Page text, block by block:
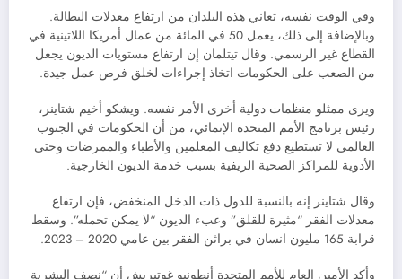
وفي الوقت نفسه، تعاني هذه البلدان من ارتفاع معدلات البطالة.
وبالإضافة إلى ذلك، يعمل 50 في المائة من عمال أمريكا اللاتينية في
القطاع غير الرسمي. وقال تيتلمان إن ارتفاع مستويات الديون يجعل
من الصعب على الحكومات اتخاذ إجراءات لخلق فرص عمل جيدة.
ويرى ممثلو منظمات دولية أخرى الأمر نفسه. ويشكو أخيم شتاينر،
رئيس برنامج الأمم المتحدة الإنمائي، من أن الحكومات في الجنوب
العالمي لا تستطيع دفع تكاليف المعلمين والأطباء والممرضات وحتى
الأدوية للمراكز الصحية الريفية بسبب خدمة الديون الخارجية.
وقال شتاينر إنه بالنسبة للدول ذات الدخل المنخفض، فإن ارتفاع
معدلات الفقر “مثيرة للقلق” وعبء الديون “لا يمكن تحمله”. وسقط
قرابة 165 مليون انسان في براثن الفقر بين عامي 2020 – 2023.
وأكد الأمين العام للأمم المتحدة أنطونيو غوتيريش أن “نصف البشرية